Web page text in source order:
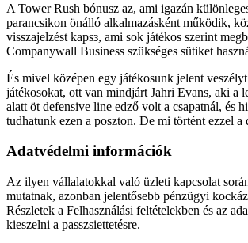
A Tower Rush bónusz az, ami igazán
parancsikon önálló alkalmazásként működik,
visszajelzést kapsз, ami sok játékos szerint
Companywall Business szükséges sütiket
És mivel középen egy játékosunk jelent
játékosokat, ott van mindjárt Jahri Evans, aki a
alatt öt defensive line edző volt a csapatnál, és
tudhatunk ezen a poszton. De mi történt ezzel
Adatvédelmi információk
Az ilyen vállalatokkal való üzleti kapcsolat
mutatnak, azonban jelentősebb pénzügyi
Részletek a Felhasználási feltételekben és az
kieszelni a passzsiettetésre.